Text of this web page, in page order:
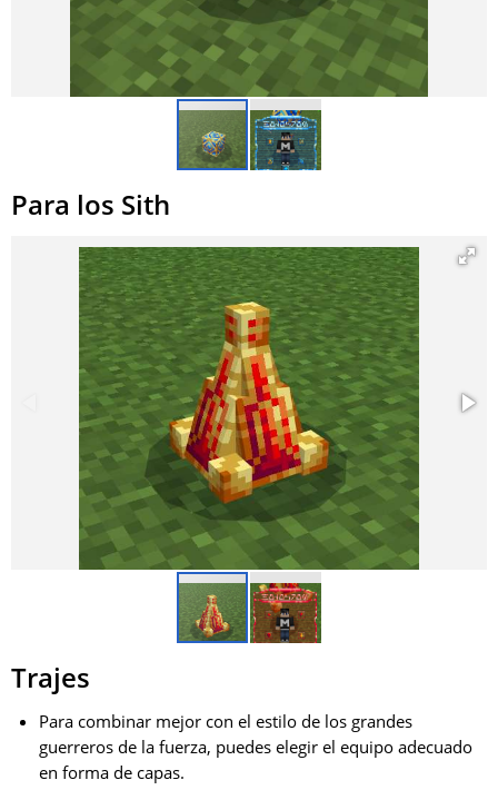
Para los Sith
Trajes
Para combinar mejor con el estilo de los grandes
guerreros de la fuerza, puedes elegir el equipo adecuado
en forma de capas.